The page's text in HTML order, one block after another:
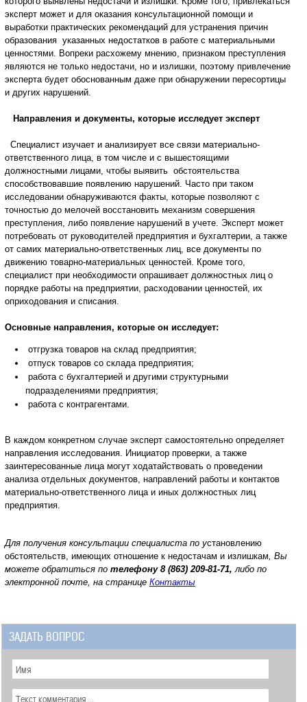
эксперт может и для оказания консультационной помощи и
выработки практических рекомендаций для устранения причин
образования указанных недостатков в работе с материальными
ценностями. Вопреки расхожему мнению, признаком преступления
являются не только недостачи, но и излишки, поэтому привлечение
эксперта будет обоснованным даже при обнаружении пересортицы
и других нарушений.
Направления и документы, которые исследует эксперт
Специалист изучает и анализирует все связи материально-
ответственного лица, в том числе и с вышестоящими
должностными лицами, чтобы выявить обстоятельства
способствовавшие появлению нарушений. Часто при таком
исследовании обнаруживаются факты, которые позволяют с
точностью до мелочей восстановить механизм совершения
преступления, либо появление нарушений в учете. Эксперт может
потребовать от руководителей предприятия и бухгалтерии, а также
от самих материально-ответственных лиц, все документы по
движению товарно-материальных ценностей. Кроме того,
специалист при необходимости опрашивает должностных лиц о
порядке работы на предприятии, расходовании ценностей, их
оприходования и списания.
Основные направления, которые он исследует:
отгрузка товаров на склад предприятия;
отпуск товаров со склада предприятия;
работа с бухгалтерией и другими структурными
подразделениями предприятия;
работа с контрагентами.
В каждом конкретном случае эксперт самостоятельно определяет
направления исследования. Инициатор проверки, а также
заинтересованные лица могут ходатайствовать о проведении
анализа отдельных документов, направлений работы и контактов
материально-ответственного лица и иных должностных лиц
предприятия.
Для получения консультации специалиста по установлению
обстоятельств, имеющих отношение к недостачам и излишкам, Вы
можете обратиться по телефону 8 (863) 209-81-71, либо по
электронной почте, на странице Контакты
ЗАДАТЬ ВОПРОС